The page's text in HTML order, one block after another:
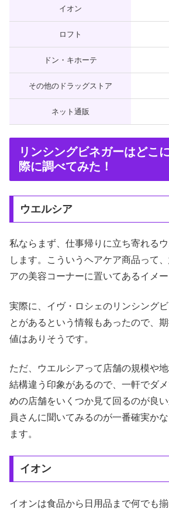
イオン
ロフト
ドン・キホーテ
その他のドラッグストア
ネット通販
リンシングビネガーはどこ
際に調べてみた！
ウエルシア
私ならまず、仕事帰りに立ち寄れる
します。こういうヘアケア商品って
アの美容コーナーに置いてあるイメー
実際に、イヴ・ロシェのリンシング
とがあるという情報もあったので、
値はありそうです。
ただ、ウエルシアって店舗の規模や
結構違う印象があるので、一軒でダ
めの店舗をいくつか見て回るのが良
員さんに聞いてみるのが一番確実か
ます。
イオン
イオンは食品から日用品まで何でも